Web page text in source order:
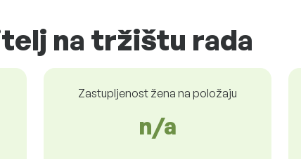
na tržištu rada
Zastupljenost žena na položaju
n/a